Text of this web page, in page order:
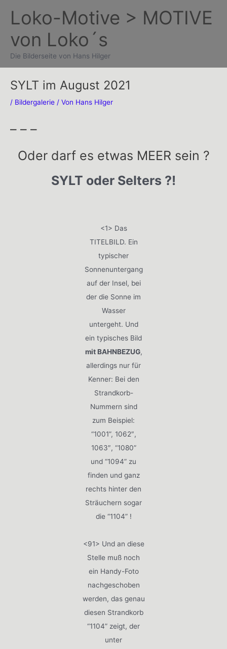
Loko-Motive > MOTIVE
von Loko´s
Die Bilderseite von Hans Hilger
SYLT im August 2021
/ Bildergalerie / Von Hans Hilger
– – –
Oder darf es etwas MEER sein ?
SYLT oder Selters ?!
<1> Das
TITELBILD. Ein
typischer
Sonnenuntergang
auf der Insel, bei
der die Sonne im
Wasser
untergeht. Und
ein typisches Bild
mit BAHNBEZUG,
allerdings nur für
Kenner: Bei den
Strandkorb-
Nummern sind
zum Beispiel:
“1001”, 1062″,
1063″, “1080”
und “1094” zu
finden und ganz
rechts hinter den
Sträuchern sogar
die “1104” !
<91> Und an diese
Stelle muß noch
ein Handy-Foto
nachgeschoben
werden, das genau
diesen Strandkorb
“1104” zeigt, der
unter